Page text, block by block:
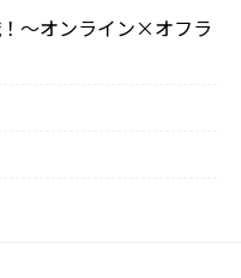
〜オンライン×オフラ